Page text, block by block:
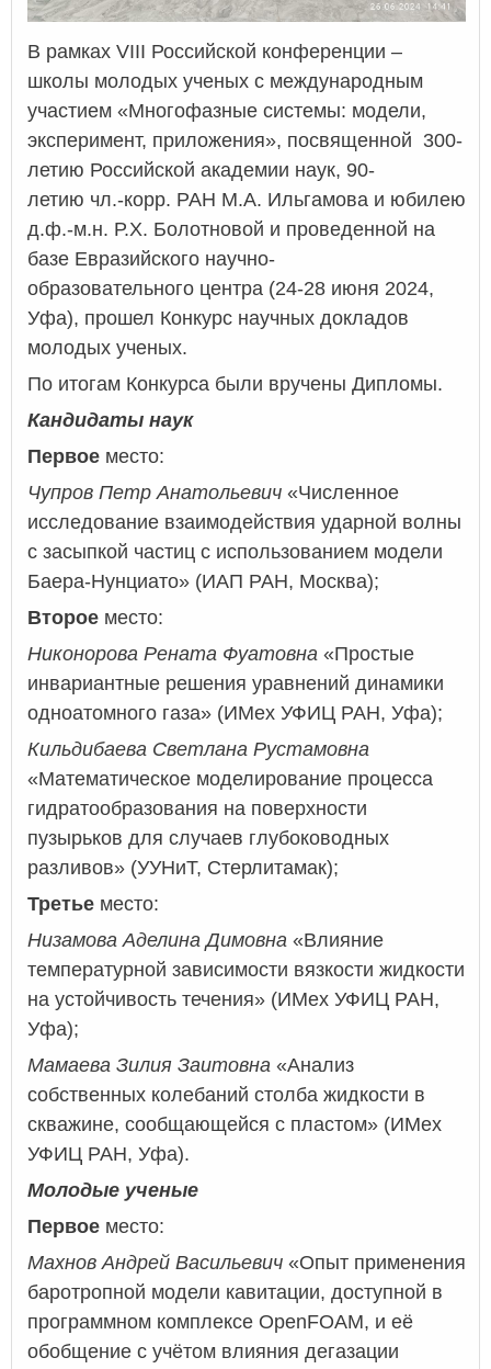
В рамках VIII Российской конференции –
школы молодых ученых с международным
участием «Многофазные системы: модели,
эксперимент, приложения», посвященной 300-
летию Российской академии наук, 90-
летию чл.-корр. РАН М.А. Ильгамова и юбилею
д.ф.-м.н. Р.Х. Болотновой и проведенной на
базе Евразийского научно-
образовательного центра (24-28 июня 2024,
Уфа), прошел Конкурс научных докладов
молодых ученых.
По итогам Конкурса были вручены Дипломы.
Кандидаты наук
Первое место:
Чупров Петр Анатольевич «Численное
исследование взаимодействия ударной волны
с засыпкой частиц с использованием модели
Баера-Нунциато» (ИАП РАН, Москва);
Второе место:
Никонорова Рената Фуатовна «Простые
инвариантные решения уравнений динамики
одноатомного газа» (ИМех УФИЦ РАН, Уфа);
Кильдибаева Светлана Рустамовна
«Математическое моделирование процесса
гидратообразования на поверхности
пузырьков для случаев глубоководных
разливов» (УУНиТ, Стерлитамак);
Третье место:
Низамова Аделина Димовна «Влияние
температурной зависимости вязкости жидкости
на устойчивость течения» (ИМех УФИЦ РАН,
Уфа);
Мамаева Зилия Заитовна «Анализ
собственных колебаний столба жидкости в
скважине, сообщающейся с пластом» (ИМех
УФИЦ РАН, Уфа).
Молодые ученые
Первое место:
Махнов Андрей Васильевич «Опыт применения
баротропной модели кавитации, доступной в
программном комплексе OpenFOAM, и её
обобщение с учётом влияния дегазации